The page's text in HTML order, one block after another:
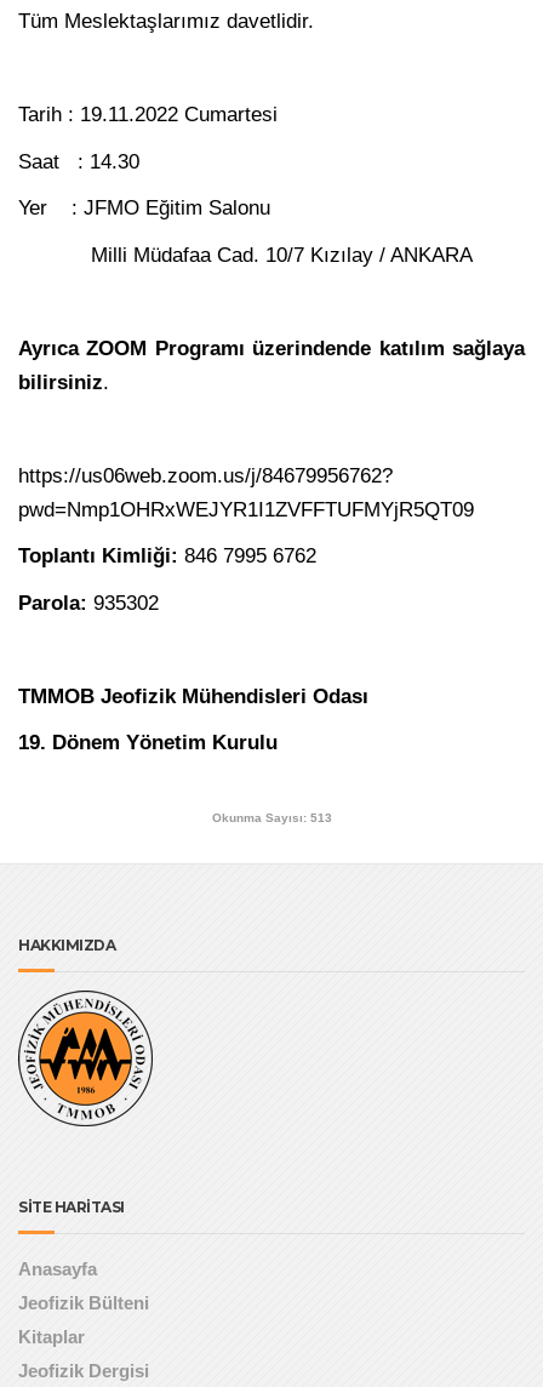
Tüm Meslektaşlarımız davetlidir.
Tarih : 19.11.2022 Cumartesi
Saat : 14.30
Yer : JFMO Eğitim Salonu
Milli Müdafaa Cad. 10/7 Kızılay / ANKARA
Ayrıca ZOOM Programı üzerindende katılım sağlaya
bilirsiniz.
https://us06web.zoom.us/j/84679956762?
pwd=Nmp1OHRxWEJYR1I1ZVFFTUFMYjR5QT09
Toplantı Kimliği: 846 7995 6762
Parola: 935302
TMMOB Jeofizik Mühendisleri Odası
19. Dönem Yönetim Kurulu
Okunma Sayısı: 513
HAKKIMIZDA
SİTE HARİTASI
Anasayfa
Jeofizik Bülteni
Kitaplar
Jeofizik Dergisi